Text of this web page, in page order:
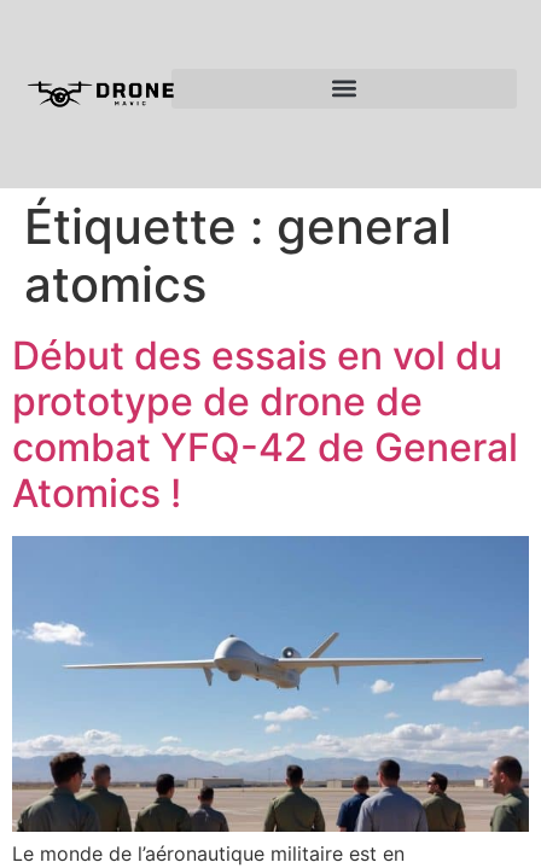
Étiquette : general
atomics
Début des essais en vol du
prototype de drone de
combat YFQ-42 de General
Atomics !
Le monde de l’aéronautique militaire est en